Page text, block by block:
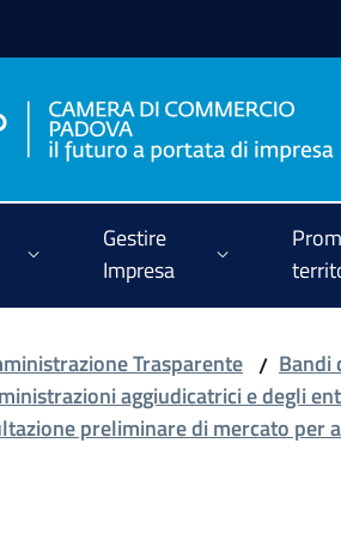
Gestire
Impresa
Trasparente / Bandi
aggiudicatrici e degli
preliminare di mercato per